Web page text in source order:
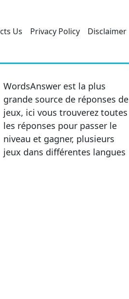
Us Privacy Policy Disclaimer
WordsAnswer est la plus
grande source de réponses de
jeux, ici vous trouverez toutes
les réponses pour passer le
niveau et gagner, plusieurs
jeux dans différentes langues